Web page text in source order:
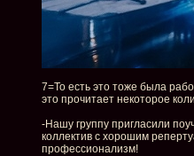
7=То есть это тоже была
это прочитает некоторое
-Нашу группу пригласили
коллектив с хорошим
профессионализм!